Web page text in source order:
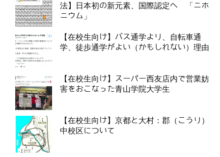
法】日本初の新元素、国際認定へ 「ニホ
ニウム」
【在校生向け】バス通学より、自転車通
学、徒歩通学がよい（かもしれない）理由
【在校生向け】スーパー西友店内で営業妨
害をおこなった青山学院大学生
【在校生向け】京都と大村：郡（こうり）
中校区について